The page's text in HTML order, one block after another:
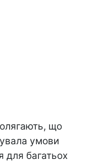
що
умови
для багатьох